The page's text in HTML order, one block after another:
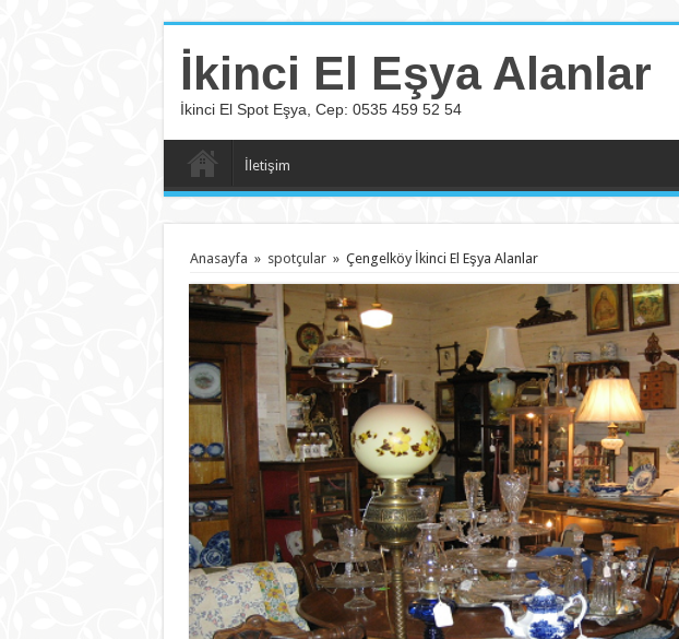
İkinci El Eşya Alanlar
İkinci El Spot Eşya, Cep: 0535 459 52 54
İletişim
Anasayfa » spotçular » Çengelköy İkinci El Eşya Alanlar